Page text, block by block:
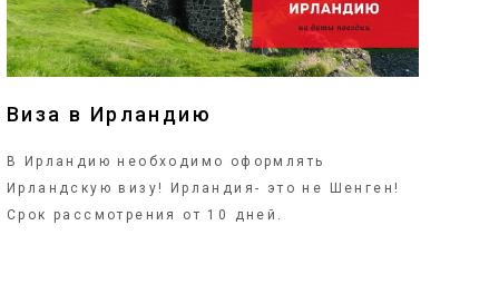
Виза в Ирландию
В Ирландию необходимо оформлять
Ирландскую визу! Ирландия- это не Шенген!
Срок рассмотрения от 10 дней.